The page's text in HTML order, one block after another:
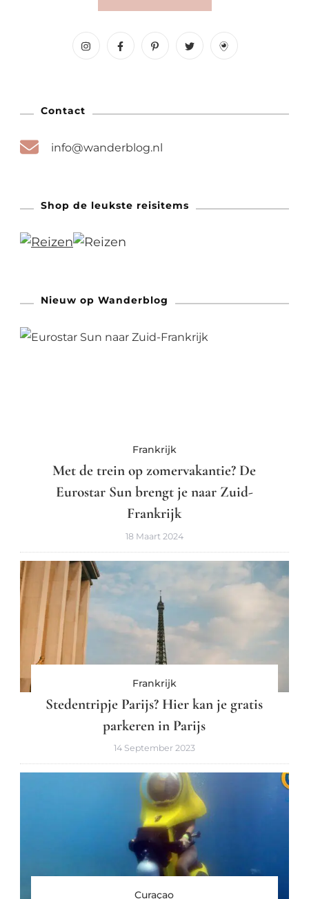
Contact
info@wanderblog.nl
Shop de leukste reisitems
Nieuw op Wanderblog
Frankrijk
Met de trein op zomervakantie? De
Eurostar Sun brengt je naar Zuid-
Frankrijk
18 Maart 2024
Frankrijk
Stedentripje Parijs? Hier kan je gratis
parkeren in Parijs
14 September 2023
Curaçao